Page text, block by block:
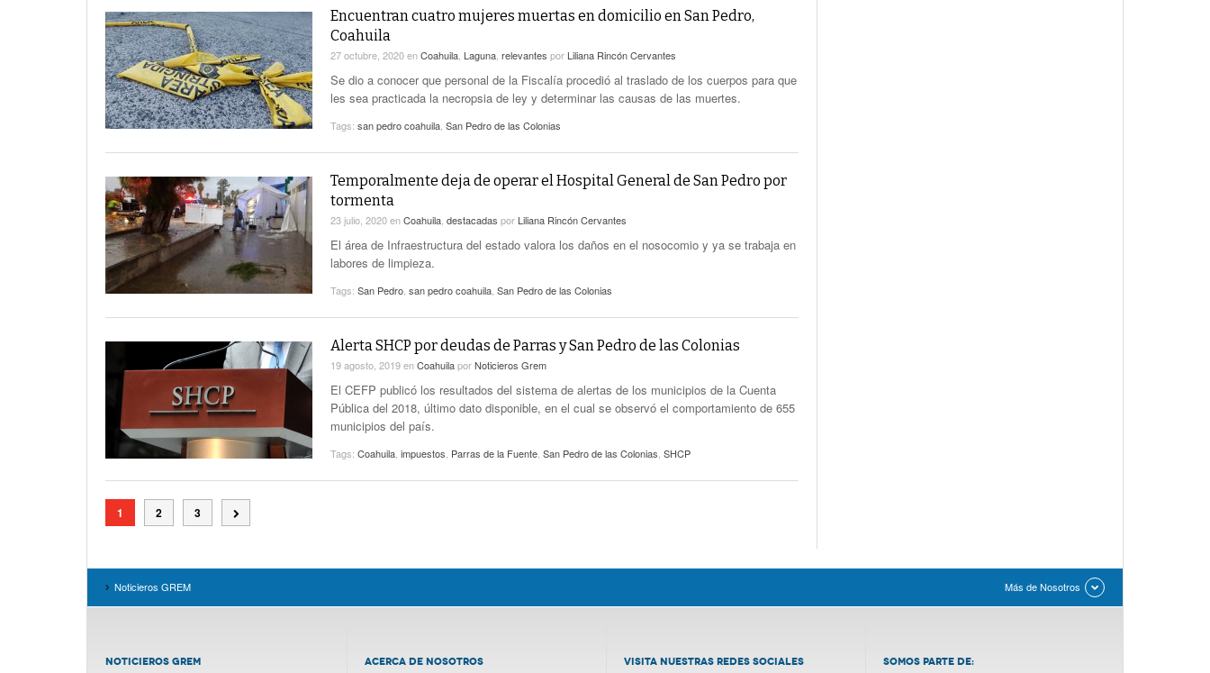
Encuentran cuatro mujeres muertas en domicilio en San Pedro,
Coahuila
27 octubre, 2020enCoahuila, Laguna, relevantes por Liliana Rincón Cervantes
Se dio a conocer que personal de la Fiscalía procedió al traslado de los cuerpos para que
les sea practicada la necropsia de ley y determinar las causas de las muertes.
Tags: san pedro coahuila, San Pedro de las Colonias
Temporalmente deja de operar el Hospital General de San Pedro por
tormenta
23 julio, 2020enCoahuila, destacadas por Liliana Rincón Cervantes
El área de Infraestructura del estado valora los daños en el nosocomio y ya se trabaja en
labores de limpieza.
Tags: San Pedro, san pedro coahuila, San Pedro de las Colonias
Alerta SHCP por deudas de Parras y San Pedro de las Colonias
19 agosto, 2019enCoahuilaporNoticieros Grem
El CEFP publicó los resultados del sistema de alertas de los municipios de la Cuenta
Pública del 2018, último dato disponible, en el cual se observó el comportamiento de 655
municipios del país.
Tags: Coahuila, impuestos, Parras de la Fuente, San Pedro de las Colonias, SHCP
1 2 3
Noticieros GREM Más de Nosotros
NOTICIEROS GREM ACERCA DE NOSOTROS VISITA NUESTRAS REDES SOCIALES SOMOS PARTE DE: